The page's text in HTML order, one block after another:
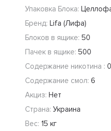
Упаковка Блока:
Бренд: Lifa (Лифа)
Блоков в ящике: 50
Пачек в ящике: 500
Содержание никотина :
Содержание смол: 6
Акциз: Нет
Страна: Украина
Вес: 15 кг